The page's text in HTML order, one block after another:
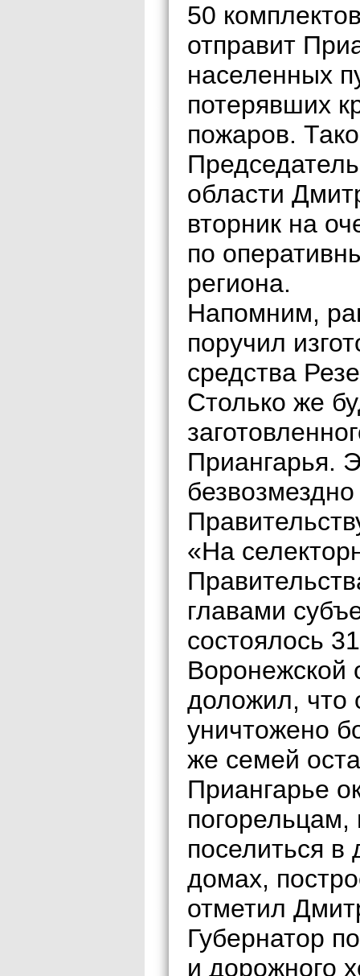
50
отправит
населенных
потерявших
пожаров.
области
вторник на
по
региона.
Напомним,
поручил
средства
Столько же
Приангарья.
«На
главами
состоялось
Воронежской
доложил, что
уничтожено
же семей
Приангарье
погорельцам,
поселиться в
домах,
отметил
Губернатор
и дорожного